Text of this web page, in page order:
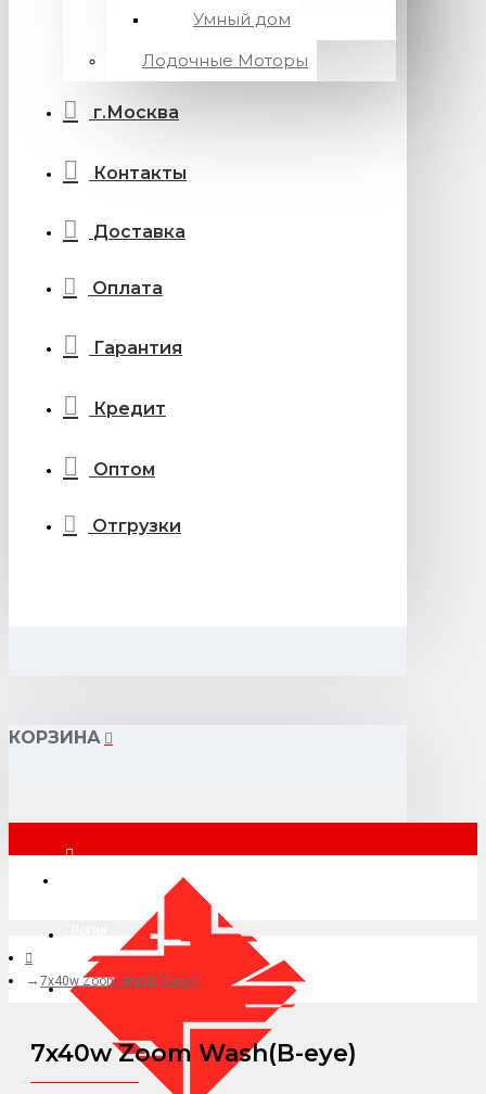
Умный дом
Лодочные Моторы
г.Москва
Контакты
Доставка
Оплата
Гарантия
Кредит
Оптом
Отгрузки
КОРЗИНА
+7 (495) 015-41-41
7x40w Zoom Wash(B-eye)
7x40w Zoom Wash(B-eye)